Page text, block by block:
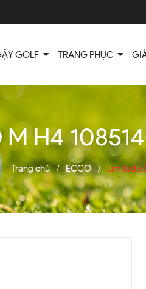
GOLF TRANG PHỤC
H4
Trang chủ / ECCO / Limited